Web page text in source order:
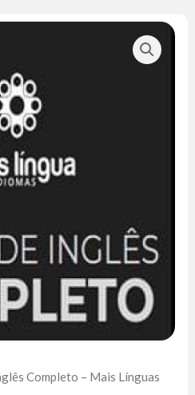
a
Completo – Mais Línguas